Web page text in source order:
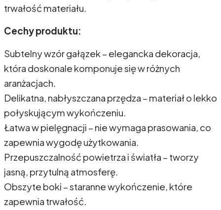
trwałość materiału.
Cechy produktu:
Subtelny wzór gałązek – elegancka dekoracja,
która doskonale komponuje się w różnych
aranżacjach.
Delikatna, nabłyszczana przędza – materiał o lekko
połyskującym wykończeniu.
Łatwa w pielęgnacji – nie wymaga prasowania, co
zapewnia wygodę użytkowania.
Przepuszczalność powietrza i światła – tworzy
jasną, przytulną atmosferę.
Obszyte boki – staranne wykończenie, które
zapewnia trwałość.